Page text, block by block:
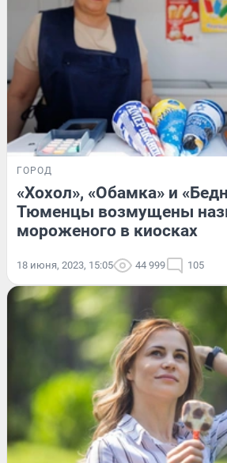
ГОРОД
«Хохол», «Обамка» и
Тюменцы возмущены
мороженого в киосках
18 июня, 2023, 15:05 44 999 105